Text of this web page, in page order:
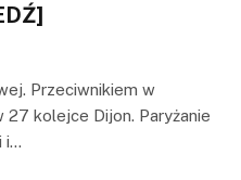
Przeciwnikiem w
kolejce Dijon. Paryżanie
i…